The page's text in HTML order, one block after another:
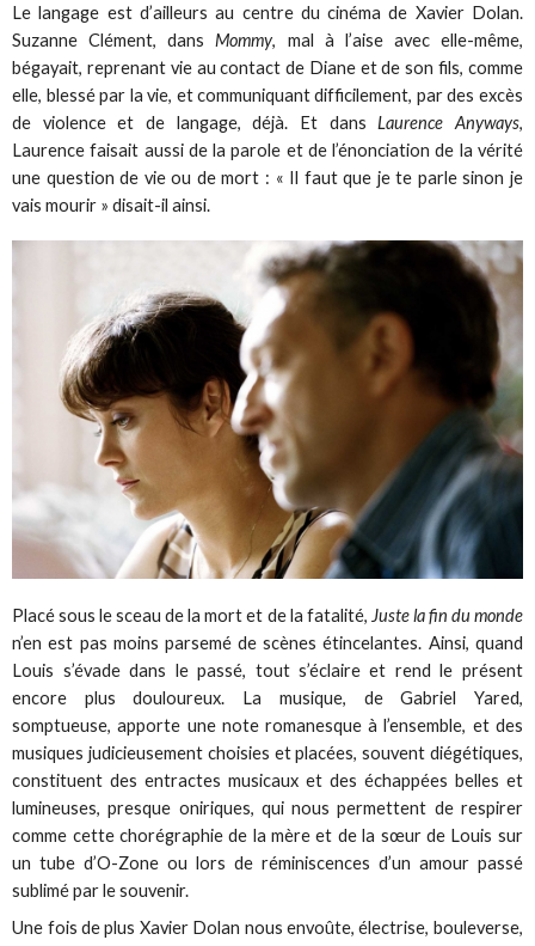
Le langage est d’ailleurs au centre du cinéma de Xavier Dolan.
Suzanne Clément, dansMommy, mal à l’aise avec elle-même,
bégayait, reprenant vie au contact de Diane et de son fils, comme
elle, blessé par la vie, et communiquant difficilement, par des excès
de violence et de langage, déjà. Et dansLaurence Anyways,
Laurence faisait aussi de la parole et de l’énonciation de la vérité
une question de vie ou de mort : « Il faut que je te parle sinon je
vais mourir » disait-il ainsi.
Placé sous le sceau de la mort et de la fatalité, Juste la fin du monde
n’en est pas moins parsemé de scènes étincelantes. Ainsi, quand
Louis s’évade dans le passé, tout s’éclaire et rend le présent
encore plus douloureux. La musique, de Gabriel Yared,
somptueuse, apporte une note romanesque à l’ensemble, et des
musiques judicieusement choisies et placées, souvent diégétiques,
constituent des entractes musicaux et des échappées belles et
lumineuses, presque oniriques, qui nous permettent de respirer
comme cette chorégraphie de la mère et de la sœur de Louis sur
un tube d’O-Zone ou lors de réminiscences d’un amour passé
sublimé par le souvenir.
Une fois de plus Xavier Dolan nous envoûte, électrise, bouleverse,